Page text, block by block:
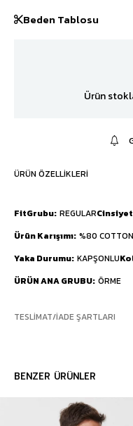
Beden Tablosu
Ürün
ÜRÜN ÖZELLIKLERI
FitGrubu REGULARCinsiyet
Ürün Karışımı %80
Yaka Durumu KAPŞONLU
ÜRÜN ANA GRUBU ÖRME
TESLIMAT/İADE ŞARTLARI
BENZER ÜRÜNLER